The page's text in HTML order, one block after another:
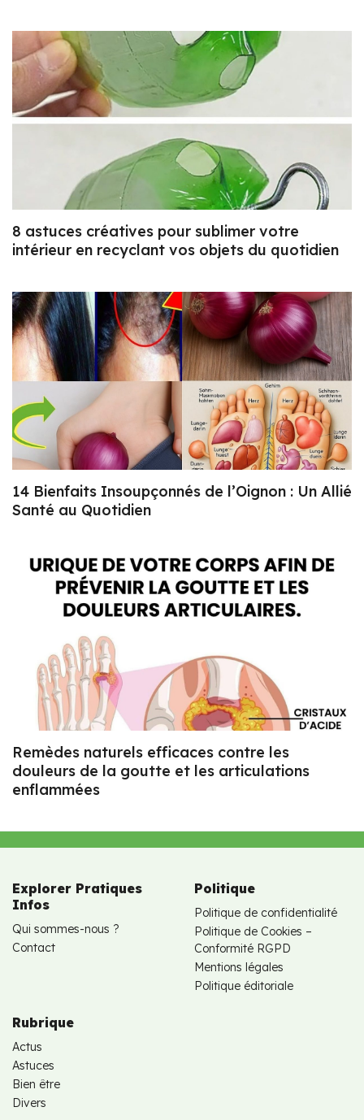
8 astuces créatives pour sublimer votre
intérieur en recyclant vos objets du quotidien
14 Bienfaits Insoupçonnés de l’Oignon : Un Allié
Santé au Quotidien
Remèdes naturels efficaces contre les
douleurs de la goutte et les articulations
enflammées
Explorer Pratiques
Infos
Qui sommes-nous ?
Contact
Politique
Politique de confidentialité
Politique de Cookies –
Conformité RGPD
Mentions légales
Politique éditoriale
Rubrique
Actus
Astuces
Bien être
Divers